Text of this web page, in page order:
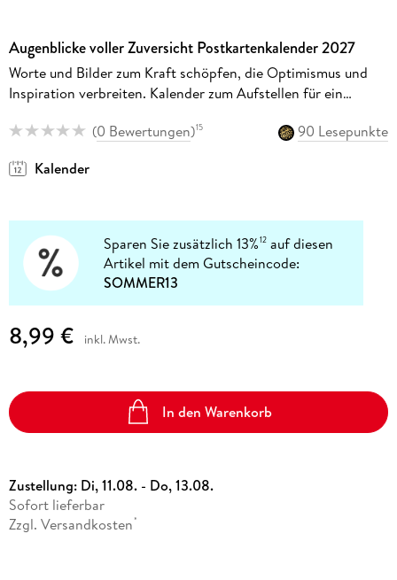
Augenblicke voller Zuversicht Postkartenkalender 2027
Worte und Bilder zum Kraft schöpfen, die Optimismus und
Inspiration verbreiten. Kalender zum Aufstellen für ein
(0 Bewertungen)15
90 Lesepunkte
Kalender
Sparen Sie zusätzlich 13%12 auf diesen
Artikel mit dem Gutscheincode:
SOMMER13
8,99 € inkl. Mwst.
In den Warenkorb
Zustellung: Di, 11.08. - Do, 13.08.
Sofort lieferbar
Zzgl. Versandkosten *